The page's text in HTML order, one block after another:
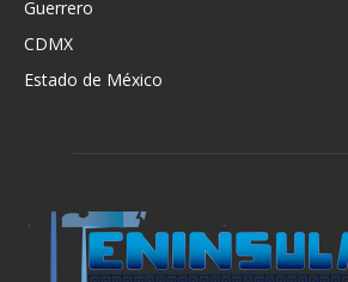
Guerrero
CDMX
Estado de México